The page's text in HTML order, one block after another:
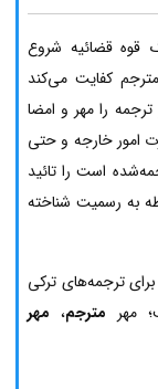
قوه قضائیه شروع
کفایت می‌کند
را مهر و امضا
امور خارجه و حتی
است را تائید
به رسمیت شناخته
ترجمه‌های ترکی
مهر مترجم، مهر